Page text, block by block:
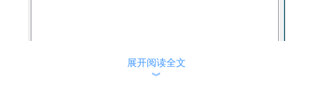
展开阅读全文
︾